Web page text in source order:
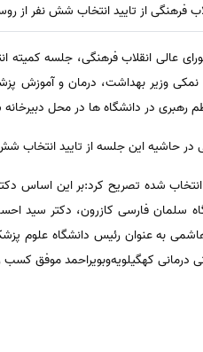
فرهنگی از تایید انتخاب شش نفر از
عالی انقلاب فرهنگی، جلسه
وزیر بهداشت، درمان و آموزش
در دانشگاه ها در محل دبیرخانه
در حاشیه این جلسه از تایید انتخاب
شده تصریح کرد:بر این اساس
سلمان فارسی کازرون، دکتر سید
به عنوان رئیس دانشگاه علوم
کهگیلویه‌وبویراحمد موفق کسب